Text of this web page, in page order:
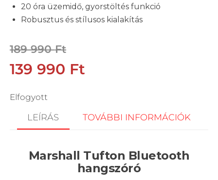
20 óra üzemidő, gyorstöltés funkció
Robusztus és stílusos kialakítás
189 990Ft
139 990 Ft
Elfogyott
LEÍRÁS TOVÁBBI INFORMÁCIÓK
Marshall Tufton Bluetooth
hangszóró